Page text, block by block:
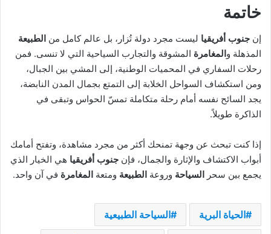
خاتمة
إن جنوب أفريقيا ليست مجرد دولة تُزار، بل عالم كامل من الطبيعة
المذهلة والمغامرة المشوقة والتجارب السياحية التي لا تنسى. فمن
رحلات السفاري في المحميات الوطنية، إلى المشي بين الجبال،
ومن استكشاف السواحل الخلابة إلى التمتع بجمال المدن النابضة،
يجد السائح نفسه أمام رحلة متكاملة تمسّ الحواس وتبقى في
الذاكرة طويلاً.
إذا كنت تبحث عن وجهة تمنحك أكثر من مجرد مشاهدة، وتفتح أمامك
أبواب الاكتشاف والإثارة والجمال، فإن جنوب أفريقيا هي الخيار الذي
يجمع بين سحر السياحة وروعة الطبيعة ومتعة المغامرة في آن واحد.
الحياة البرية السياحة الطبيعية